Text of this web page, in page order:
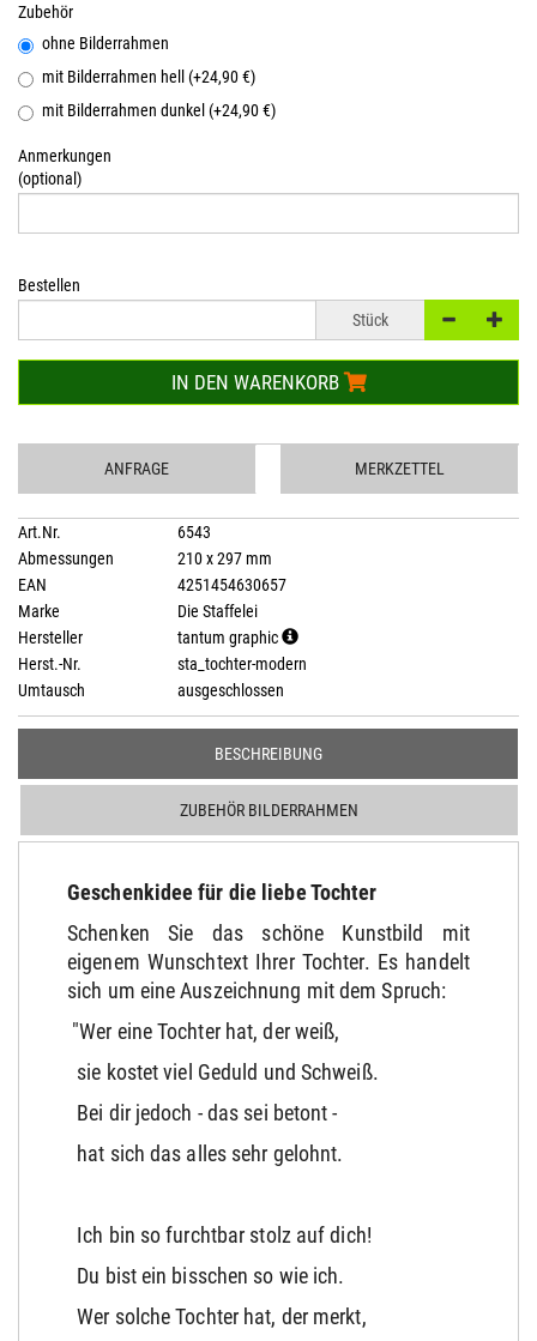
Zubehör
ohne Bilderrahmen
mit Bilderrahmen hell (+24,90 €)
mit Bilderrahmen dunkel (+24,90 €)
Anmerkungen
(optional)
Bestellen
Stück
IN DEN WARENKORB
ANFRAGE MERKZETTEL
Art.Nr.
6543
Abmessungen
210 x 297 mm
EAN
4251454630657
Marke
Die Staffelei
Hersteller
tantum graphic
Herst.-Nr.
sta_tochter-modern
Umtausch
ausgeschlossen
BESCHREIBUNG
ZUBEHÖR BILDERRAHMEN
Geschenkidee für die liebe Tochter
Schenken Sie das schöne Kunstbild mit
eigenem Wunschtext Ihrer Tochter. Es handelt
sich um eine Auszeichnung mit dem Spruch:
"Wer eine Tochter hat, der weiß,
sie kostet viel Geduld und Schweiß.
Bei dir jedoch - das sei betont -
hat sich das alles sehr gelohnt.
Ich bin so furchtbar stolz auf dich!
Du bist ein bisschen so wie ich.
Wer solche Tochter hat, der merkt,